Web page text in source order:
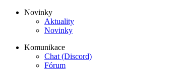
Novinky
Aktuality
Novinky
Komunikace
Chat (Discord)
Fórum